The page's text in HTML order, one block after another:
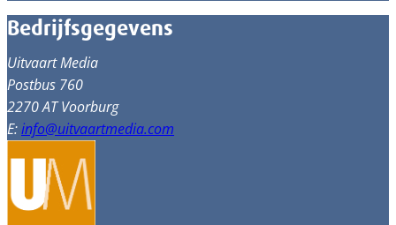
Bedrijfsgegevens
Uitvaart Media
Postbus 760
2270 AT Voorburg
E:info@uitvaartmedia.com